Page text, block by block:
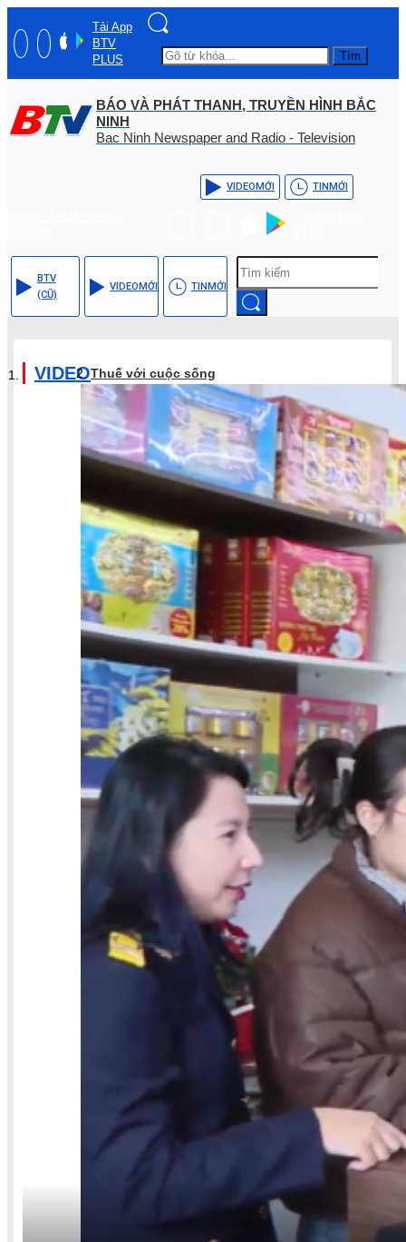
Tải App
BTV
PLUS
Tìm
BÁO VÀ PHÁT THANH, TRUYỀN HÌNH BẮC
NINH
Bac Ninh Newspaper and Radio - Television
VIDEOMỚI TINMỚI
BTV
(CŨ)
VIDEOMỚI TINMỚI
VIDEOThuế với cuộc sống